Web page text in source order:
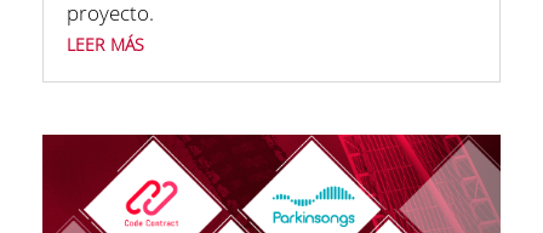
proyecto.
leer más